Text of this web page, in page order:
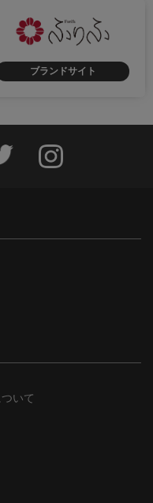
ブランドサイト
いて